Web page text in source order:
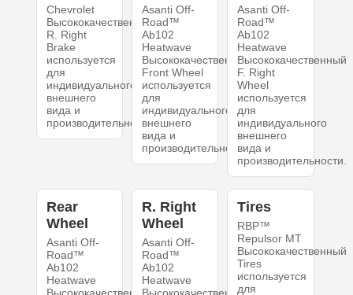
Chevrolet
Высококачественный
R. Right
Brake
используется
для
индивидуального
внешнего
вида и
производительности.
Asanti Off-
Road™
Ab102
Heatwave
Высококачественный
Front Wheel
используется
для
индивидуального
внешнего
вида и
производительности.
Asanti Off-
Road™
Ab102
Heatwave
Высококачественный
F. Right
Wheel
используется
для
индивидуального
внешнего
вида и
производительности.
Rear
Wheel
Asanti Off-
Road™
Ab102
Heatwave
R. Right
Wheel
Asanti Off-
Road™
Ab102
Heatwave
Tires
RBP™
Repulsor MT
Высококачественный
Tires
используется
для